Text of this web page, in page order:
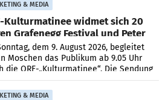
& MEDIA
Kulturmatinee widmet sich 20
Grafenegg Festival und Peter
dem 9. August 2026, begleitet
Moschen das Publikum ab 9.05 Uhr
die ORF-„Kulturmatinee“. Die Sendung
mit der Dokumentation „20 Jahre
& MEDIA